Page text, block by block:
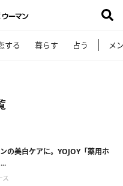
する 暮らす 占う メ
の美白ケアに。YOJOY「薬用ホ
ス